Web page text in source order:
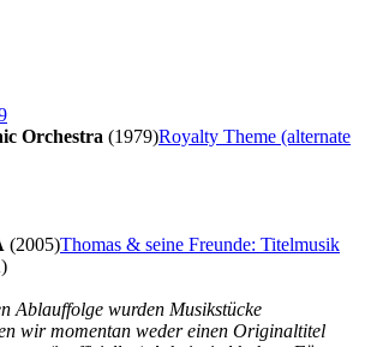
Orchestra (1979)Royalty Theme (alternate
(2005)Thomas & seine Freunde: Titelmusik
Ablauffolge wurden Musikstücke
wir momentan weder einen Originaltitel